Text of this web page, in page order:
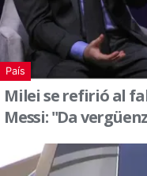
País
Milei se refirió al
Messi: "Da